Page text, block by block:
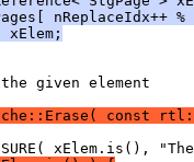
nReplaceIdx++ %
xElem;
given element
const